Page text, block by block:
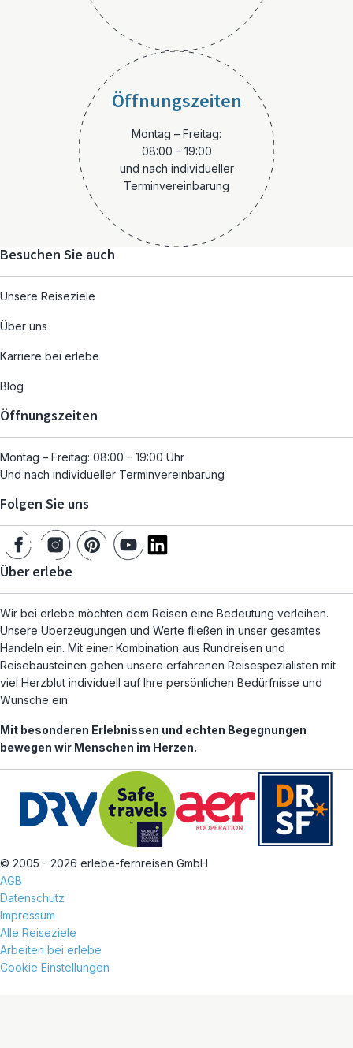
Öffnungszeiten
Montag – Freitag:
08:00 – 19:00
und nach individueller
Terminvereinbarung
Besuchen Sie auch
Unsere Reiseziele
Über uns
Karriere bei erlebe
Blog
Öffnungszeiten
Montag – Freitag: 08:00 – 19:00 Uhr
Und nach individueller Terminvereinbarung
Folgen Sie uns
Über erlebe
Wir bei erlebe möchten dem Reisen eine Bedeutung verleihen.
Unsere Überzeugungen und Werte fließen in unser gesamtes
Handeln ein. Mit einer Kombination aus Rundreisen und
Reisebausteinen gehen unsere erfahrenen Reisespezialisten mit
viel Herzblut individuell auf Ihre persönlichen Bedürfnisse und
Wünsche ein.
Mit besonderen Erlebnissen und echten Begegnungen
bewegen wir Menschen im Herzen.
© 2005 - 2026 erlebe-fernreisen GmbH
AGB
Datenschutz
Impressum
Alle Reiseziele
Arbeiten bei erlebe
Cookie Einstellungen